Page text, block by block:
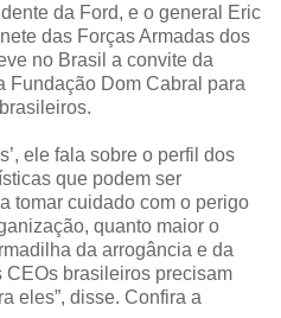
da Ford, e o general Eric
das Forças Armadas dos
no Brasil a convite da
Fundação Dom Cabral para
ele fala sobre o perfil dos
que podem ser
tomar cuidado com o perigo
quanto maior o
da arrogância e da
CEOs brasileiros precisam
eles”, disse. Confira a